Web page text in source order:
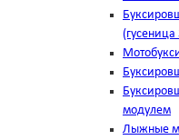
модулем
Лыжные